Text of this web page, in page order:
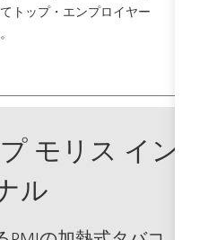
トップ・エンプロイヤー
モリス イン
ル